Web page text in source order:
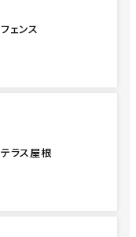
フェンス
テラス屋根